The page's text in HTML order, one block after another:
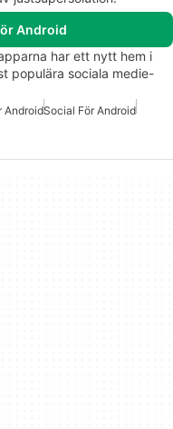
Android
har ett nytt hem i
populära sociala medie-
AndroidSocial För Android